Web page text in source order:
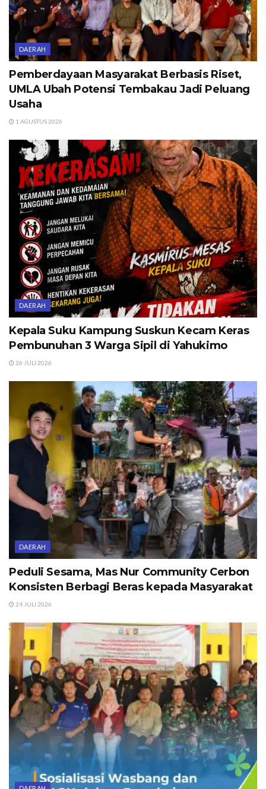
DAERAH
Pemberdayaan Masyarakat Berbasis Riset,
UMLA Ubah Potensi Tembakau Jadi Peluang
Usaha
1 AGUSTUS 2026
DAERAH
Kepala Suku Kampung Suskun Kecam Keras
Pembunuhan 3 Warga Sipil di Yahukimo
26 JULI 2026
DAERAH
Peduli Sesama, Mas Nur Community Cerbon
Konsisten Berbagi Beras kepada Masyarakat
24 JULI 2026